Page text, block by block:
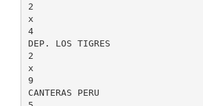
2
x
4
DEP. LOS TIGRES
2
x
9
CANTERAS PERU